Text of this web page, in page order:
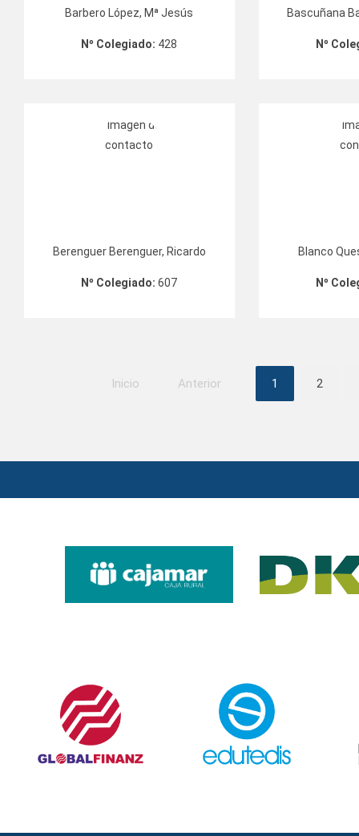
Barbero López, Mª Jesús
Nº Colegiado: 428
Bascuñana
Nº
Berenguer Berenguer, Ricardo
Nº Colegiado: 607
Blanco
Nº
Inicio Anterior 1 2